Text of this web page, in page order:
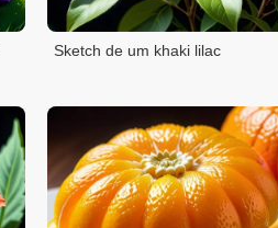
Sketch de um khaki lilac